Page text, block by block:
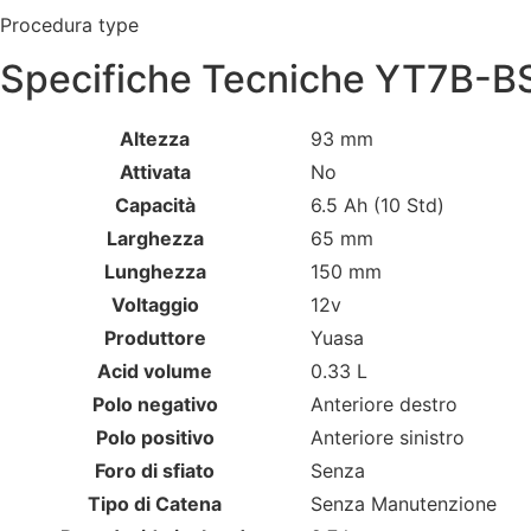
Procedura type
Specifiche Tecniche YT7B-
Altezza
93 mm
Attivata
No
Capacità
6.5 Ah (10 Std)
Larghezza
65 mm
Lunghezza
150 mm
Voltaggio
12v
Produttore
Yuasa
Acid volume
0.33 L
Polo negativo
Anteriore destro
Polo positivo
Anteriore sinistro
Foro di sfiato
Senza
Tipo di Catena
Senza Manutenzione